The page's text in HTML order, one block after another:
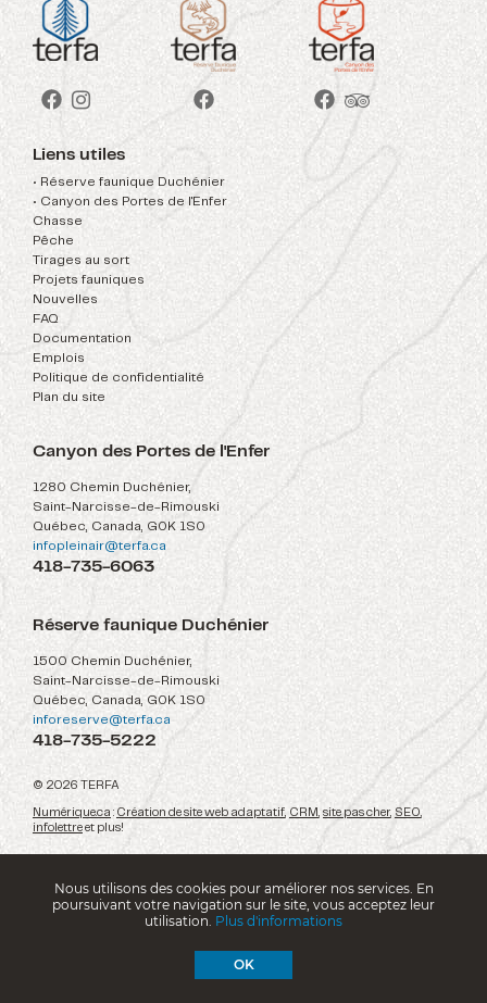
Liens utiles
• Réserve faunique Duchénier
Nouvelles
• Canyon des Portes de l'Enfer
FAQ
Chasse
Documentation
Pêche
Emplois
Tirages au sort
Politique de confidentialité
Projets fauniques
Plan du site
Canyon des Portes de l'Enfer
1280 Chemin Duchénier,
Saint-Narcisse-de-Rimouski
Québec, Canada, G0K 1S0
infopleinair@terfa.ca
418-735-6063
Réserve faunique Duchénier
1500 Chemin Duchénier,
Saint-Narcisse-de-Rimouski
Québec, Canada, G0K 1S0
inforeserve@terfa.ca
418-735-5222
© 2026 TERFA
Numérique.ca : Création de site web adaptatif CRM site pas cher, SEO
infolettre et plus!
Nous utilisons des cookies pour améliorer nos services. En
poursuivant votre navigation sur le site, vous acceptez leur
utilisation. Plus d'informations
OK